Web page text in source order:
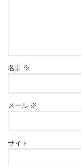
名前 ※
メール ※
サイト